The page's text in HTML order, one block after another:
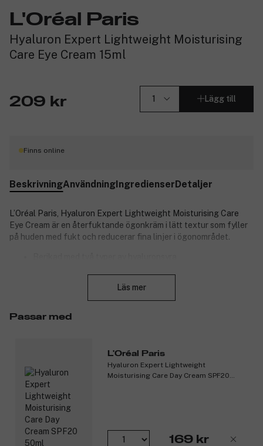
L'Oréal Paris
Hyaluron Expert Lightweight Moisturising
Care Eye Cream 15ml
209 kr Lägg till
Finns online
BeskrivningAnvändningIngredienserDetaljer
L’Oréal Paris, Hyaluron Expert Lightweight Moisturising Care
Eye Cream är en återfuktande ögonkräm i lätt textur som fyller
på huden med fukt och reducerar fina linjer i ögonområdet.
Mikrohyaluronsyra tränger djupare in i hudens översta
Intensivt fuktgivande
Läs mer
Passar med
L'Oréal Paris
Hyaluron Expert Lightweight
Moisturising Care Day Cream SPF20
169 kr